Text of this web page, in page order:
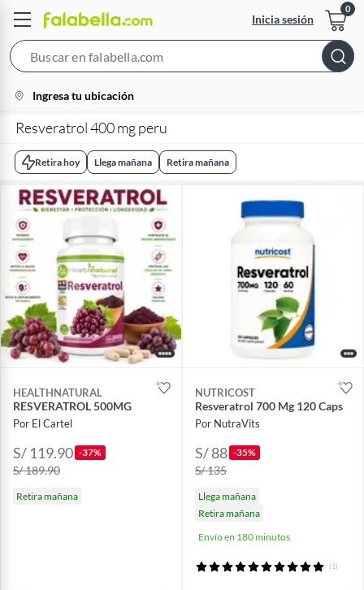
Inicia sesión
Bar
location-
icon
Ingresa tu ubicación
Resveratrol 400 mg peru
Retira hoy Llega mañana Retira mañana
HEALTHNATURAL
RESVERATROL 500MG
Por El Cartel
S/ 119.90 -37%
S/ 189.90
Retira mañana
NUTRICOST
Resveratrol 700 Mg 120 Caps
Por NutraVits
S/ 88 -35%
S/ 135
Llega mañana
Retira mañana
Envío en 180 minutos
(1)